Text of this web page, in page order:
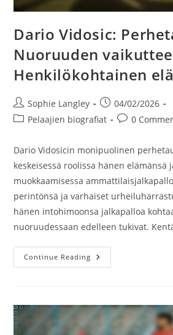
Dario Vidosic:
Nuoruuden
Henkilökohtainen
Post
author:
Sophie Langley
Post
published:
04/02/2026
PostPelaajien biografiat
Post0
Dario Vidosicin monipuolinen
keskeisessä roolissa hänen elämänsä
muokkaamisessa
perintönsä ja varhaiset
hänen intohimoonsa jalkapalloa
nuoruudessaan edelleen tukivat.
Continue Reading Dario
Vidosic:
Elämä